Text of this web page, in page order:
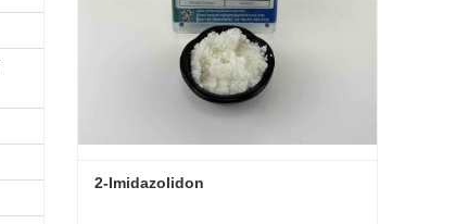
2-Imidazolidon